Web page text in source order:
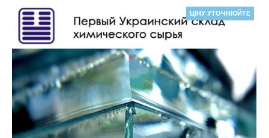
ЦІНУ УТОЧНЮЙТЕ